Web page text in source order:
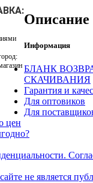
Описание
Информация
БЛАНК
СКАЧИВАНИЯ
Гарантия и
Для оптовиков
Для
цен
не является